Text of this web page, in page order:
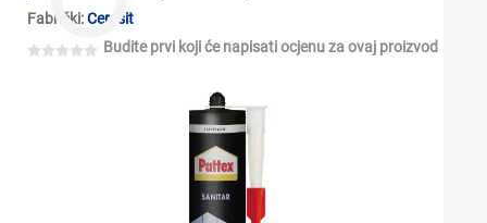
Fabrički:Ceresit
Budite prvi koji će napisati ocjenu za ovaj proizvod